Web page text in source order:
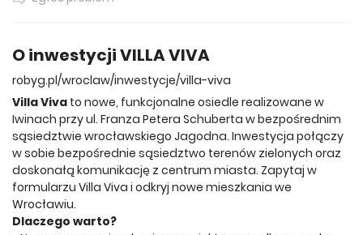
O inwestycji VILLA VIVA
robyg.pl/wroclaw/inwestycje/villa-viva
Villa Viva to nowe, funkcjonalne osiedle realizowane w
Iwinach przy ul. Franza Petera Schuberta w bezpośrednim
sąsiedztwie wrocławskiego Jagodna. Inwestycja połączy
w sobie bezpośrednie sąsiedztwo terenów zielonych oraz
doskonałą komunikację z centrum miasta. Zapytaj w
formularzu Villa Viva i odkryj nowe mieszkania we
Wrocławiu.
Dlaczego warto?